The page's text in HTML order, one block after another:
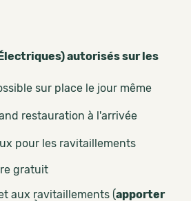
Électriques) autorisés sur les
sur place le jour même
restauration à l'arrivée
pour les ravitaillements
gratuit
aux ravitaillements (apporter